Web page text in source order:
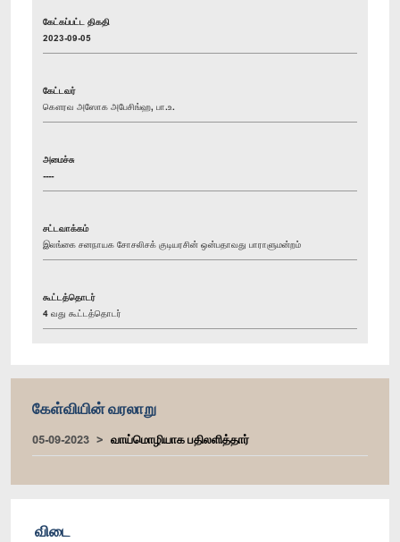
கேட்கப்பட்ட திகதி
2023-09-05
கேட்டவர்
கௌரவ அஸோக அபேசிங்ஹ, பா.உ.
அமைச்சு
----
சட்டவாக்கம்
இலங்கை சனநாயக சோசலிசக் குடியரசின் ஒன்பதாவது பாராளுமன்றம்
கூட்டத்தொடர்
4 வது கூட்டத்தொடர்
கேள்வியின் வரலாறு
05-09-2023 வாய்மொழியாக பதிலளித்தார்
விடை